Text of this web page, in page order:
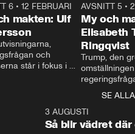
27:30
6 •12 FEBRUARI
makten: Ulf
och
står i fokus i
ställer
Ulf Kristersson
AVSNITT 5 •
My och
Elisabeth
Ringqvist
Trump, den
centrum i
avsnittet av
Makten”. Se
Aftonbladets
SE ALLA
3 AUGUSTI
Så blir vädret där